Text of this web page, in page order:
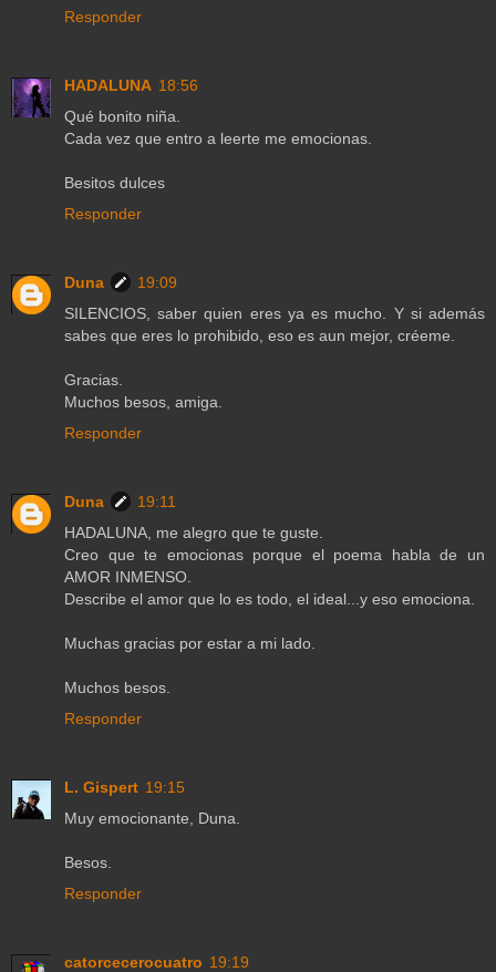
Responder
HADALUNA 18:56
Qué bonito niña.
Cada vez que entro a leerte me emocionas.
Besitos dulces
Responder
Duna
19:09
SILENCIOS, saber quien eres ya es mucho. Y si además
sabes que eres lo prohibido, eso es aun mejor, créeme.
Gracias.
Muchos besos, amiga.
Responder
Duna
19:11
HADALUNA, me alegro que te guste.
Creo que te emocionas porque el poema habla de un
AMOR INMENSO.
Describe el amor que lo es todo, el ideal...y eso emociona.
Muchas gracias por estar a mi lado.
Muchos besos.
Responder
L. Gispert 19:15
Muy emocionante, Duna.
Besos.
Responder
catorcecerocuatro 19:19